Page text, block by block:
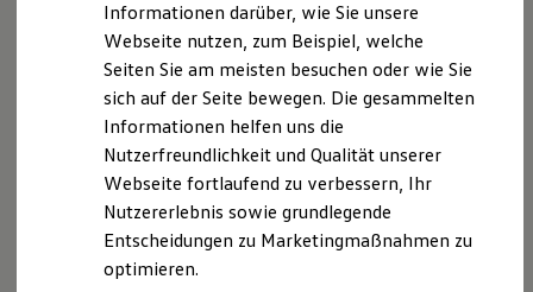
Kfz-Versicherung für Nutzfahrzeuge
Restschuldversicherung
Wartungsverträge
Besitzer & Service
Reparatur & Service
Sommer-Special
Reparatur, Pflege & Inspektion
Servicetermin anfragen
Service-Vorteile bei Volkswagen Nutzfahrzeuge
ServicePlus
Economy Service
Räder & Reifen Service
Ersatzfahrzeuge
Informationen darüber, wie Sie unsere
Webseite nutzen, zum Beispiel, welche
Seiten Sie am meisten besuchen oder wie Sie
sich auf der Seite bewegen. Die gesammelten
Informationen helfen uns die
Nutzerfreundlichkeit und Qualität unserer
Webseite fortlaufend zu verbessern, Ihr
Nutzererlebnis sowie grundlegende
Entscheidungen zu Marketingmaßnahmen zu
optimieren.